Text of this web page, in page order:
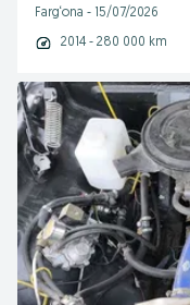
Farg‘ona - 15/07/2026
2014 - 280 000 km